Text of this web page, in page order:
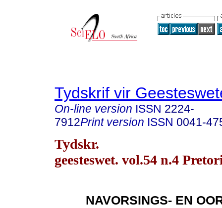
Tydskrif vir
On-line version ISSN 2224-
7912Print version ISSN 0041-
Tydskr.
geesteswet. vol.54 n.4
NAVORSINGS- EN